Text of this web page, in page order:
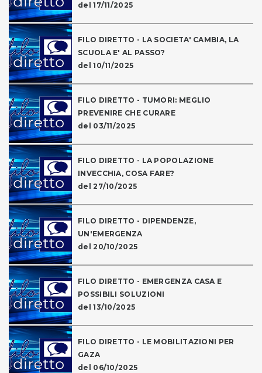
del 17/11/2025
FILO DIRETTO - LA SOCIETA' CAMBIA, LA
SCUOLA E' AL PASSO?
del 10/11/2025
FILO DIRETTO - TUMORI: MEGLIO
PREVENIRE CHE CURARE
del 03/11/2025
FILO DIRETTO - LA POPOLAZIONE
INVECCHIA, COSA FARE?
del 27/10/2025
FILO DIRETTO - DIPENDENZE,
UN'EMERGENZA
del 20/10/2025
FILO DIRETTO - EMERGENZA CASA E
POSSIBILI SOLUZIONI
del 13/10/2025
FILO DIRETTO - LE MOBILITAZIONI PER
GAZA
del 06/10/2025